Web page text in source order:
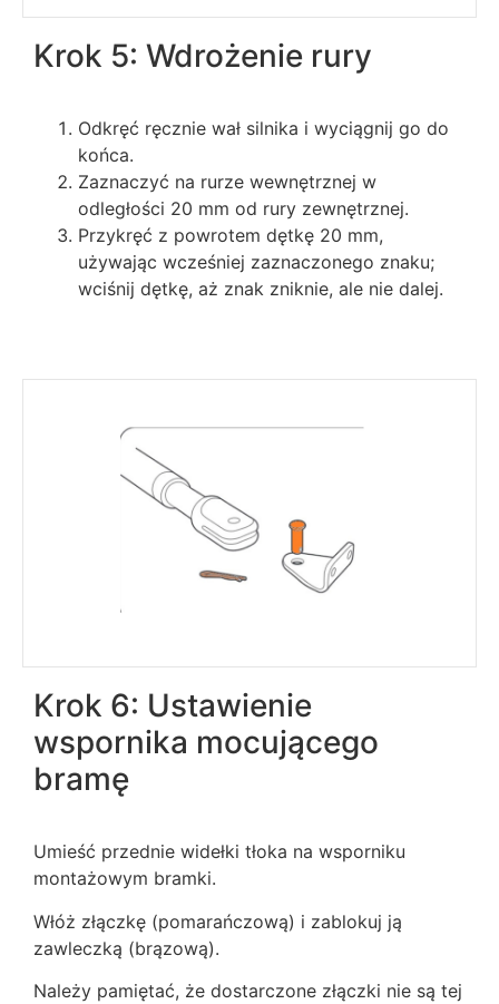
Krok 5: Wdrożenie rury
Odkręć ręcznie wał silnika i wyciągnij go do
końca.
Zaznaczyć na rurze wewnętrznej w
odległości 20 mm od rury zewnętrznej.
Przykręć z powrotem dętkę 20 mm,
używając wcześniej zaznaczonego znaku;
wciśnij dętkę, aż znak zniknie, ale nie dalej.
Krok 6: Ustawienie
wspornika mocującego
bramę
Umieść przednie widełki tłoka na wsporniku
montażowym bramki.
Włóż złączkę (pomarańczową) i zablokuj ją
zawleczką (brązową).
Należy pamiętać, że dostarczone złączki nie są tej